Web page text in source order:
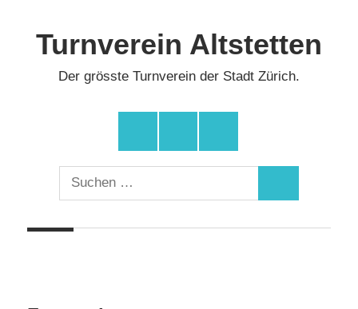
Inhalt
springen
Turnverein Altstetten
Der grösste Turnverein der Stadt Zürich.
Suchen
nach: